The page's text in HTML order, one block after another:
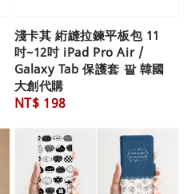
淺卡其 絎縫拉鍊平板包 11
吋~12吋 iPad Pro Air /
Galaxy Tab 保護套 팔 韓國
大創代購
Regular
NT$ 198